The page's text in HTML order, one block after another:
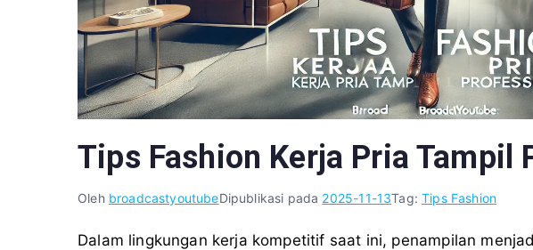
Tips Fashion Kerja Pria Tampil
Oleh broadcastyoutubeDipublikasi pada 2025-11-13Tag:Tips Fashion
Dalam lingkungan kerja kompetitif saat ini, penampilan